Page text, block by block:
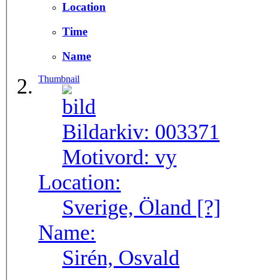
Location
Time
Name
Thumbnail
Bildarkiv: 003371
Motivord: vy
Location:
Sverige, Öland [?]
Name:
Sirén, Osvald